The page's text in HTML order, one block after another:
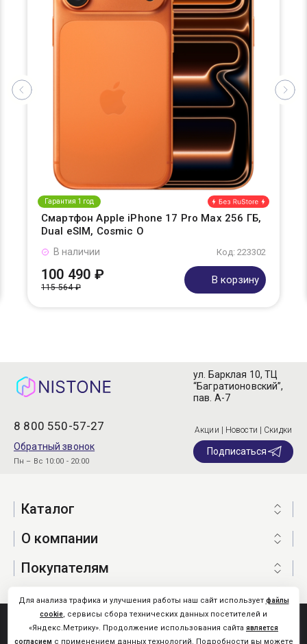
Гарантия 1 год
Смартфон Apple iPhone 17 Pro Max 256 ГБ,
Dual eSIM, Cosmic O
Код: 223302
В наличии
100 490 ₽
115 564 ₽
В корзину
8 800 550-57-27
Обратный звонок
Пн – Вс 10:00 - 20:00
ул. Барклая 10, ТЦ
“Багратионовский”,
пав. А-7
Акции | Новости | Скидки
Подписаться
Каталог
О компании
Покупателям
Nistone.Ru © 2026
Карта сайта
Для анализа трафика и улучшения работы наш сайт использует файлы
cookie, сервисы сбора технических данных посетителей и
«Яндекс.Метрику». Продолжение использования сайта является
согласием с применением данных технологий. Подробности вы можете